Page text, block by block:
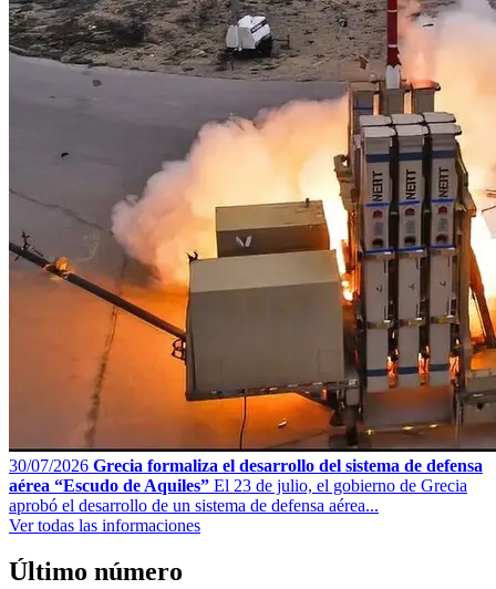
30/07/2026 Grecia formaliza el desarrollo del sistema de defensa
aérea “Escudo de Aquiles” El 23 de julio, el gobierno de Grecia
aprobó el desarrollo de un sistema de defensa aérea...
Ver todas las informaciones
Último número